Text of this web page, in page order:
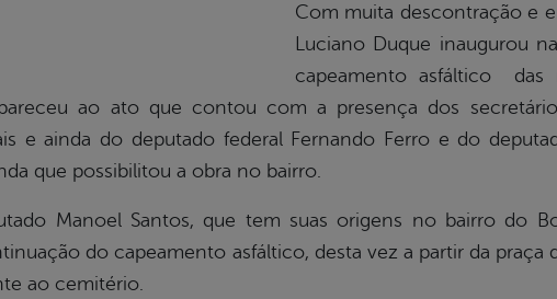
Com muita descontração e
Luciano Duque inaugurou
capeamento asfáltico das
ao ato que contou com a presença dos
e ainda do deputado federal Fernando Ferro e do
que possibilitou a obra no bairro.
Manoel Santos, que tem suas origens no bairro do
do capeamento asfáltico, desta vez a partir da praça
ao cemitério.